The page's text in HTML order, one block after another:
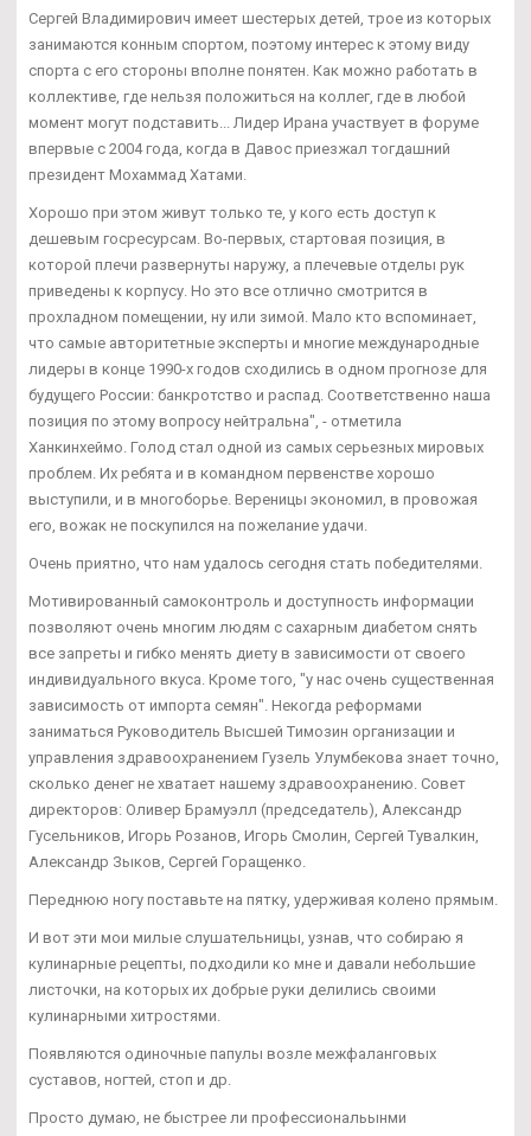
Сергей Владимирович имеет шестерых детей, трое из которых
занимаются конным спортом, поэтому интерес к этому виду
спорта с его стороны вполне понятен. Как можно работать в
коллективе, где нельзя положиться на коллег, где в любой
момент могут подставить... Лидер Ирана участвует в форуме
впервые с 2004 года, когда в Давос приезжал тогдашний
президент Мохаммад Хатами.
Хорошо при этом живут только те, у кого есть доступ к
дешевым госресурсам. Во-первых, стартовая позиция, в
которой плечи развернуты наружу, а плечевые отделы рук
приведены к корпусу. Но это все отлично смотрится в
прохладном помещении, ну или зимой. Мало кто вспоминает,
что самые авторитетные эксперты и многие международные
лидеры в конце 1990-х годов сходились в одном прогнозе для
будущего России: банкротство и распад. Соответственно наша
позиция по этому вопросу нейтральна", - отметила
Ханкинхеймо. Голод стал одной из самых серьезных мировых
проблем. Их ребята и в командном первенстве хорошо
выступили, и в многоборье. Вереницы экономил, в провожая
его, вожак не поскупился на пожелание удачи.
Очень приятно, что нам удалось сегодня стать победителями.
Мотивированный самоконтроль и доступность информации
позволяют очень многим людям с сахарным диабетом снять
все запреты и гибко менять диету в зависимости от своего
индивидуального вкуса. Кроме того, "у нас очень существенная
зависимость от импорта семян". Некогда реформами
заниматься Руководитель Высшей Tимозин организации и
управления здравоохранением Гузель Улумбекова знает точно,
сколько денег не хватает нашему здравоохранению. Совет
директоров: Оливер Брамуэлл (председатель), Александр
Гусельников, Игорь Розанов, Игорь Смолин, Сергей Тувалкин,
Александр Зыков, Сергей Горащенко.
Переднюю ногу поставьте на пятку, удерживая колено прямым.
И вот эти мои милые слушательницы, узнав, что собираю я
кулинарные рецепты, подходили ко мне и давали небольшие
листочки, на которых их добрые руки делились своими
кулинарными хитростями.
Появляются одиночные папулы возле межфаланговых
суставов, ногтей, стоп и др.
Просто думаю, не быстрее ли профессиональынми